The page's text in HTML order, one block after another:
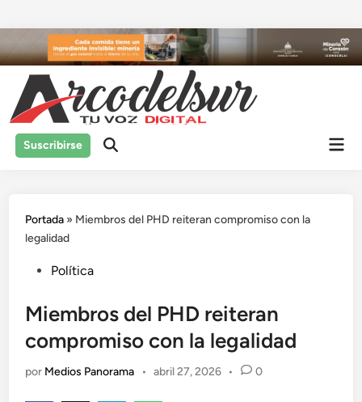
al
contenido
Suscribirse
Portada » Miembros del PHD reiteran compromiso con la
legalidad
Publicado
Política
Miembros del PHD reiteran
compromiso con la legalidad
por Medios Panorama • abril 27, 2026 • 0